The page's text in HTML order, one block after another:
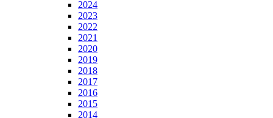
2024
2023
2022
2021
2020
2019
2018
2017
2016
2015
2014